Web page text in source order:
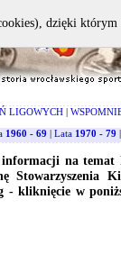
LIGOWYCH|
1960 - 69 | Lata 1970 - 79
na temat
Stowarzyszenia
- kliknięcie w
dzięki